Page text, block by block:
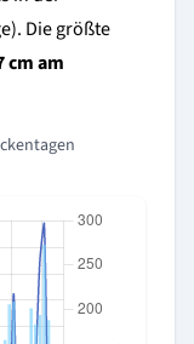
Die größte
cm am